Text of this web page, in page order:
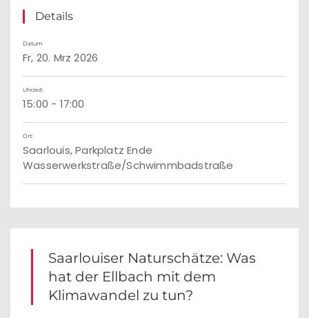
Details
Datum
Fr, 20. Mrz 2026
Uhrzeit:
15:00 - 17:00
Ort:
Saarlouis, Parkplatz Ende
Wasserwerkstraße/Schwimmbadstraße
Saarlouiser Naturschätze: Was
hat der Ellbach mit dem
Klimawandel zu tun?